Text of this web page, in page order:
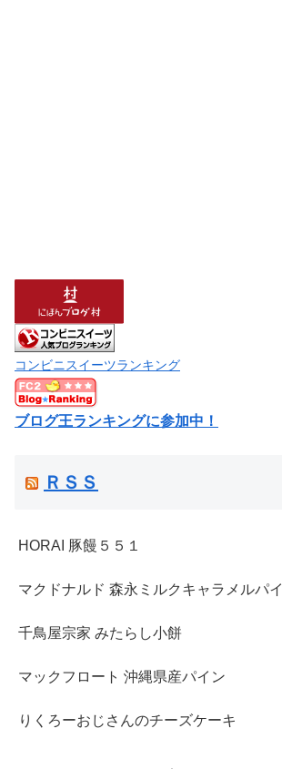
コンビニスイーツランキング
ブログ王ランキングに参加中！
ＲＳＳ
HORAI 豚饅５５１
マクドナルド 森永ミルクキャラメルパイ
千鳥屋宗家 みたらし小餅
マックフロート 沖縄県産パイン
りくろーおじさんのチーズケーキ